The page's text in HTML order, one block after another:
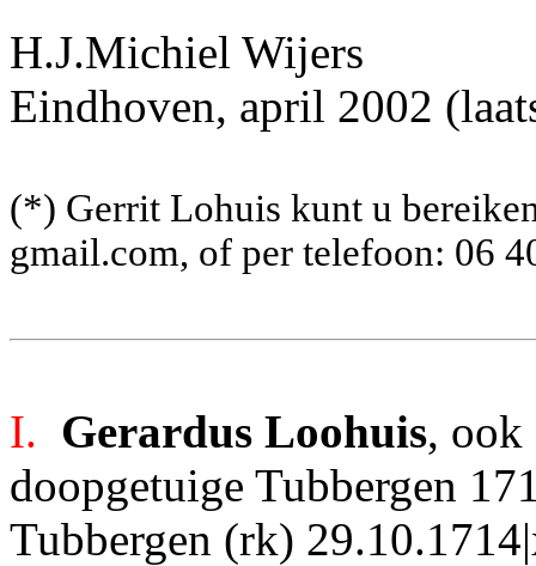
H.J.Michiel Wijers
Eindhoven, april 2002
(*) Gerrit Lohuis kunt u
gmail.com, of per telefoon: 06
I. Gerardus Loohuis, ook
doopgetuige Tubbergen
Tubbergen (rk)